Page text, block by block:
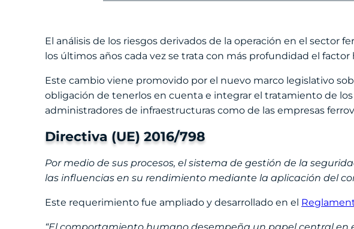
El análisis de los riesgos derivados de la operación en el sector
los últimos años cada vez se trata con más profundidad el
Este cambio viene promovido por el nuevo marco legislativo
obligación de tenerlos en cuenta e integrar el tratamiento de
administradores de infraestructuras como de las empresas
Directiva (UE) 2016/798
Por medio de sus procesos, el sistema de gestión de la
las influencias en su rendimiento mediante la aplicación del
Este requerimiento fue ampliado y desarrollado en el